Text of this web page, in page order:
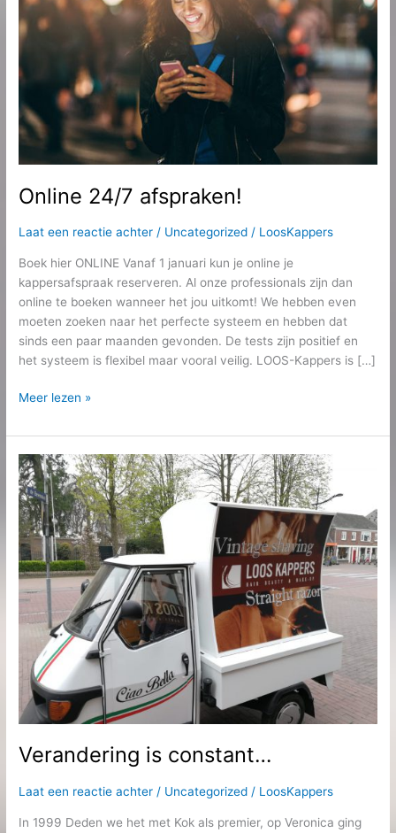
Online 24/7 afspraken!
Laat een reactie achter / Uncategorized / LoosKappers
Boek hier ONLINE Vanaf 1 januari kun je online je
kappersafspraak reserveren. Al onze professionals zijn dan
online te boeken wanneer het jou uitkomt! We hebben even
moeten zoeken naar het perfecte systeem en hebben dat
sinds een paar maanden gevonden. De tests zijn positief en
het systeem is flexibel maar vooral veilig. LOOS-Kappers is […]
Meer lezen »
Verandering is constant…
Laat een reactie achter / Uncategorized / LoosKappers
In 1999 Deden we het met Kok als premier, op Veronica ging
Verandering
is
constant…